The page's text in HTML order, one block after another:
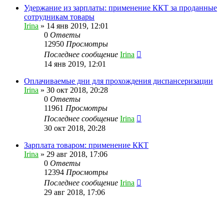
Удержание из зарплаты: применение ККТ за проданные
сотрудникам товары
Irina » 14 янв 2019, 12:01
0 Ответы
12950 Просмотры
Последнее сообщение Irina
14 янв 2019, 12:01
Оплачиваемые дни для прохождения диспансеризации
Irina » 30 окт 2018, 20:28
0 Ответы
11961 Просмотры
Последнее сообщение Irina
30 окт 2018, 20:28
Зарплата товаром: применение ККТ
Irina » 29 авг 2018, 17:06
0 Ответы
12394 Просмотры
Последнее сообщение Irina
29 авг 2018, 17:06